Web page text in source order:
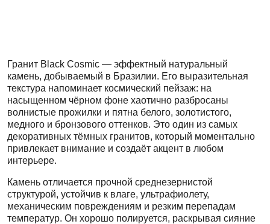
Гранит Black Cosmic — эффектный натуральный
камень, добываемый в Бразилии. Его выразительная
текстура напоминает космический пейзаж: на
насыщенном чёрном фоне хаотично разбросаны
волнистые прожилки и пятна белого, золотистого,
медного и бронзового оттенков. Это один из самых
декоративных тёмных гранитов, который моментально
привлекает внимание и создаёт акцент в любом
интерьере.
Камень отличается прочной среднезернистой
структурой, устойчив к влаге, ультрафиолету,
механическим повреждениям и резким перепадам
температур. Он хорошо полируется, раскрывая сияние